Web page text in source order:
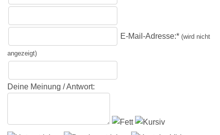
E-Mail-Adresse:* (wird nicht
angezeigt)
Deine Meinung / Antwort: